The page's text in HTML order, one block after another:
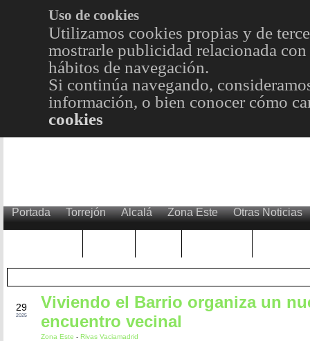
Uso de cookies
Utilizamos cookies propias y de
mostrarle publicidad relacionada
hábitos de navegación.
Si continúa navegando,
información, o bien conocer cómo
cookies
Portada Torrejón Alcalá Zona Este Otras Noticias
29
2025
Viviendo el Barrio organiza un
encuentro vecinal
Zona Este - Rivas Vaciamadrid